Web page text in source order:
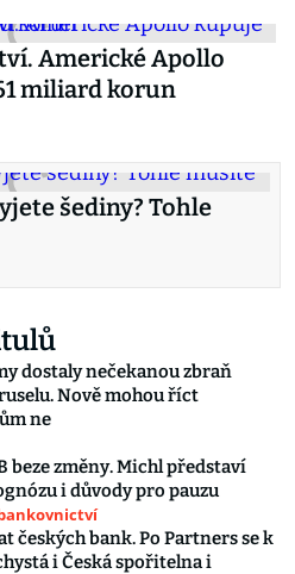
Americké Apollo
miliard korun
šediny? Tohle
dostaly nečekanou zbraň
Nově mohou říct
ne
beze změny. Michl představí
i důvody pro pauzu
českých bank. Po Partners se k
i Česká spořitelna i